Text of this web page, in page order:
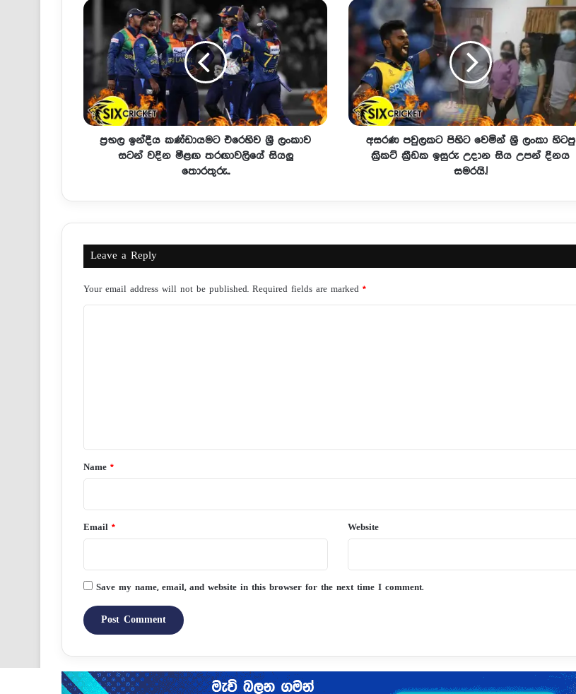
ප්‍රභල ඉන්දීය කණ්ඩායමට එරෙහිව ශ්‍රී ලංකාව
සටන් වදින මීළඟ තරඟාවලියේ සියලු
තොරතුරු..
අසරණ පවුලකට පිහිට වෙමින් ශ්‍රී ලංකා හිටපු
ක්‍රිකට් ක්‍රීඩක ඉසුරු උදාන සිය උපන් දිනය
සමරයි.!
Leave a Reply
Your email address will not be published. Required fields are marked *
*Name *
Email * Website
Save my name, email, and website in this browser for the next time I comment.